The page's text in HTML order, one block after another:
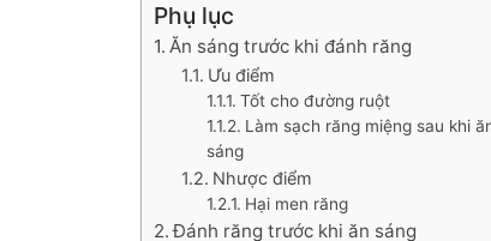
Phụ lục
Ăn sáng trước khi đánh răng
Ưu điểm
Tốt cho đường ruột
Làm sạch răng miệng sau khi
sáng
Nhược điểm
Hại men răng
Đánh răng trước khi ăn sáng